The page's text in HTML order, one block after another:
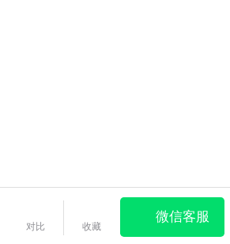
对比 收藏
微信客服